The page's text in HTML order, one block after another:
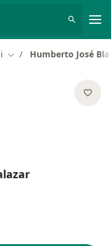
Cambiar de ciudad
Humberto José